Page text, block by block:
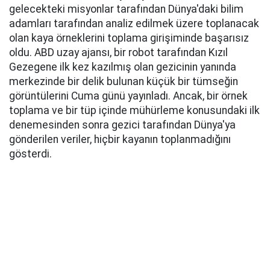
gelecekteki misyonlar tarafından Dünya'daki bilim
adamları tarafından analiz edilmek üzere toplanacak
olan kaya örneklerini toplama girişiminde başarısız
oldu. ABD uzay ajansı, bir robot tarafından Kızıl
Gezegene ilk kez kazılmış olan gezicinin yanında
merkezinde bir delik bulunan küçük bir tümseğin
görüntülerini Cuma günü yayınladı. Ancak, bir örnek
toplama ve bir tüp içinde mühürleme konusundaki ilk
denemesinden sonra gezici tarafından Dünya'ya
gönderilen veriler, hiçbir kayanın toplanmadığını
gösterdi.